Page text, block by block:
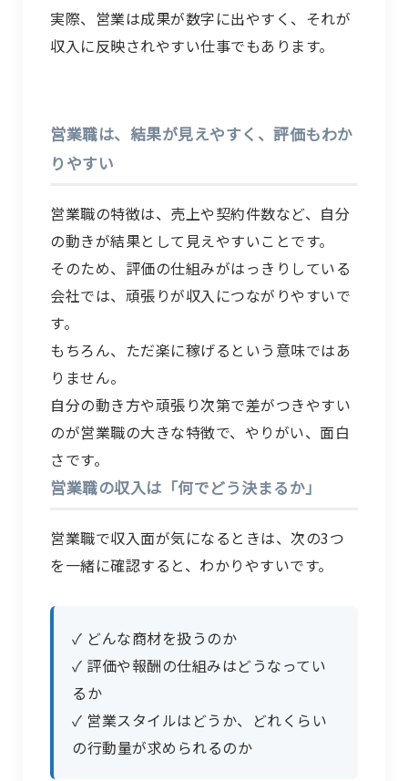
実際、営業は成果が数字に出やすく、それが
収入に反映されやすい仕事でもあります。
営業職は、結果が見えやすく、評価もわか
りやすい
営業職の特徴は、売上や契約件数など、自分
の動きが結果として見えやすいことです。
そのため、評価の仕組みがはっきりしている
会社では、頑張りが収入につながりやすいで
す。
もちろん、ただ楽に稼げるという意味ではあ
りません。
自分の動き方や頑張り次第で差がつきやすい
のが営業職の大きな特徴で、やりがい、面白
さです。
営業職の収入は「何でどう決まるか」
営業職で収入面が気になるときは、次の3つ
を一緒に確認すると、わかりやすいです。
✓ どんな商材を扱うのか
✓ 評価や報酬の仕組みはどうなってい
るか
✓ 営業スタイルはどうか、どれくらい
の行動量が求められるのか